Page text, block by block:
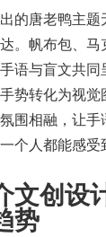
的唐老鸭主
。帆布包、
语与盲文共同
势转化为视
围相融，让
个人都能感受
文创设
势